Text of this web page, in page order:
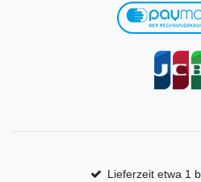
Lieferzeit etwa 1